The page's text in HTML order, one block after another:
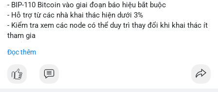
Lời khuyên: Nhà đầu tư nhỏ lẻ nên thận trọng quan sát biến
động thanh khoản trong 24-48 giờ tới. Tránh hành động theo
cảm xúc, hãy chờ xác nhận điểm đến của số BTC này trước khi
điều chỉnh vị thế.
#556btc #36trusd
- BIP-110 Bitcoin vào giai đoạn báo hiệu bắt buộc
- Hỗ trợ từ các nhà khai thác hiện dưới 3%
- Kiểm tra xem các node có thể duy trì thay đổi khi khai thác ít
tham gia
Đọc thêm